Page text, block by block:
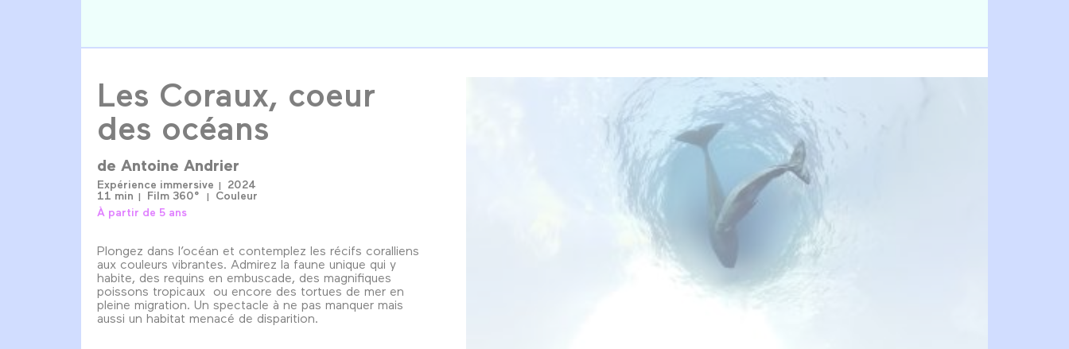
Les Coraux, coeur
des océans
de Antoine Andrier
Expérience immersive
2024
11 min
Film 360°
Couleur
À partir de 5 ans
Plongez dans l’océan et contemplez les récifs coralliens
aux couleurs vibrantes. Admirez la faune unique qui y
habite, des requins en embuscade, des magnifiques
poissons tropicaux ou encore des tortues de mer en
pleine migration. Un spectacle à ne pas manquer mais
aussi un habitat menacé de disparition.